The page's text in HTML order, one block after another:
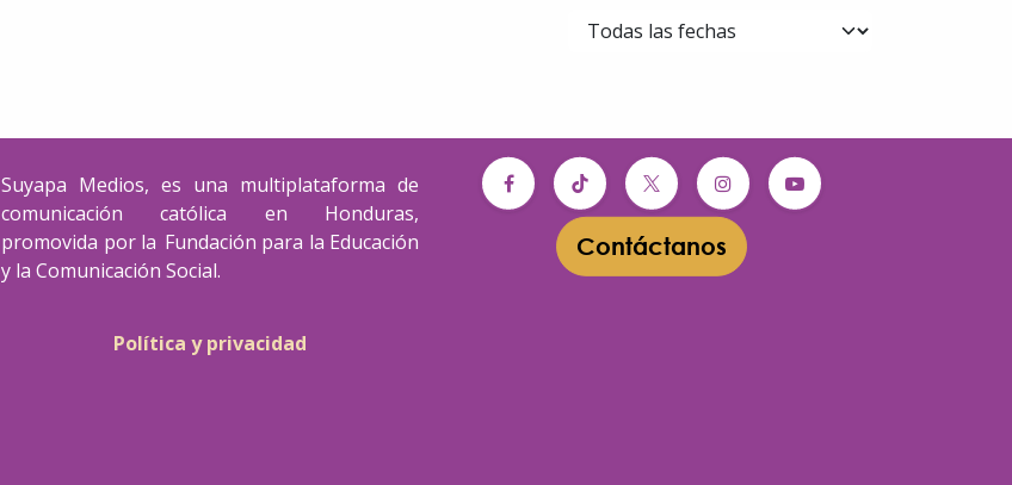
Contáctanos​​
Suyapa Medios, es una multiplataforma de
comunicación católica en Honduras,
promovida por la Fundación para la Educación
y la Comunicación Social.
Política y privacidad